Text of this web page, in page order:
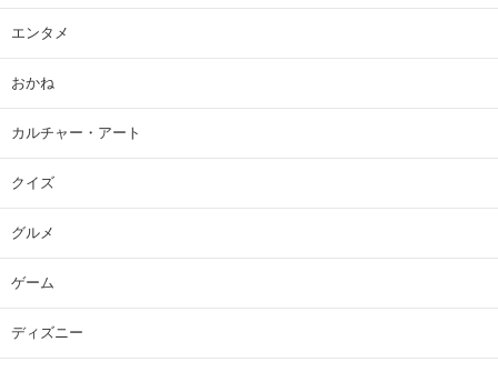
エンタメ
おかね
カルチャー・アート
クイズ
グルメ
ゲーム
ディズニー